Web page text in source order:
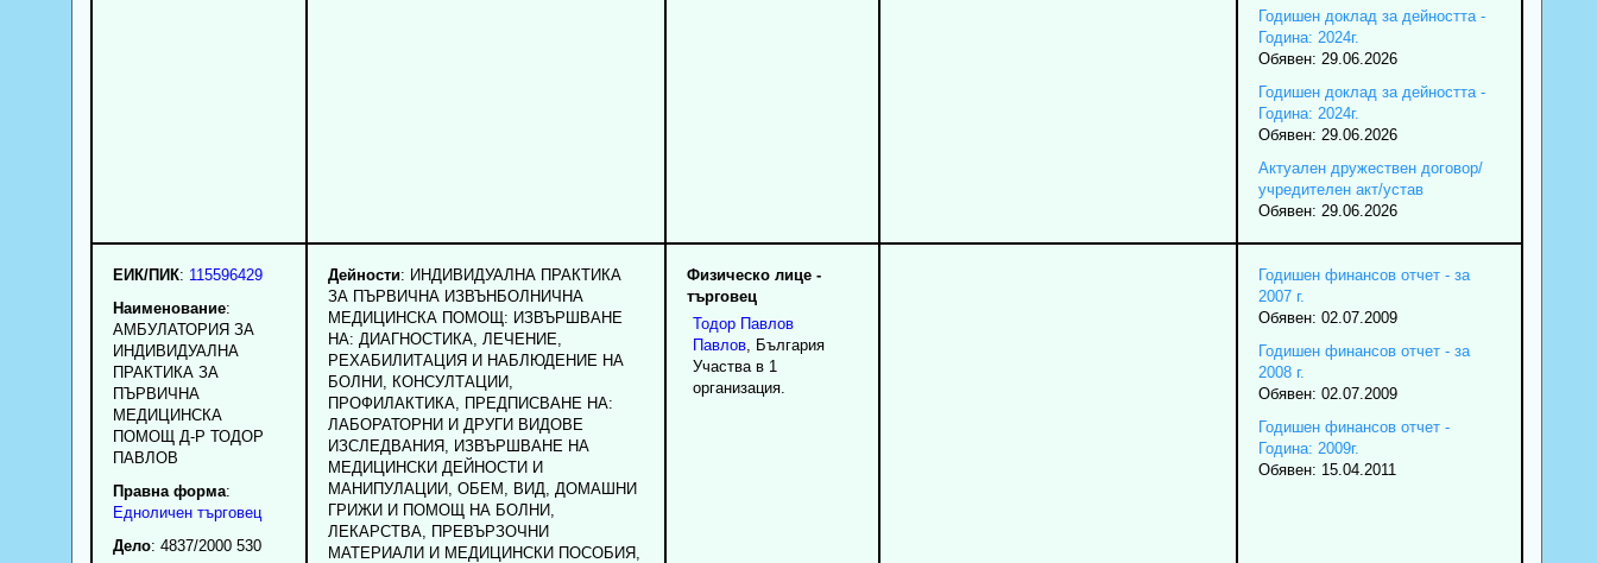
Годишен доклад за дейността -
Година: 2024г.
Обявен: 29.06.2026
Годишен доклад за дейността -
Година: 2024г.
Обявен: 29.06.2026
Актуален дружествен договор/
учредителен акт/устав
Обявен: 29.06.2026
ЕИК/ПИК: 115596429
Наименование:
АМБУЛАТОРИЯ ЗА
ИНДИВИДУАЛНА
ПРАКТИКА ЗА
ПЪРВИЧНА
МЕДИЦИНСКА
ПОМОЩ Д-Р ТОДОР
ПАВЛОВ
Правна форма:
Едноличен търговец
Дело: 4837/2000 530
Дейности: ИНДИВИДУАЛНА ПРАКТИКА
ЗА ПЪРВИЧНА ИЗВЪНБОЛНИЧНА
МЕДИЦИНСКА ПОМОЩ: ИЗВЪРШВАНЕ
НА: ДИАГНОСТИКА, ЛЕЧЕНИЕ,
РЕХАБИЛИТАЦИЯ И НАБЛЮДЕНИЕ НА
БОЛНИ, КОНСУЛТАЦИИ,
ПРОФИЛАКТИКА, ПРЕДПИСВАНЕ НА:
ЛАБОРАТОРНИ И ДРУГИ ВИДОВЕ
ИЗСЛЕДВАНИЯ, ИЗВЪРШВАНЕ НА
МЕДИЦИНСКИ ДЕЙНОСТИ И
МАНИПУЛАЦИИ, ОБЕМ, ВИД, ДОМАШНИ
ГРИЖИ И ПОМОЩ НА БОЛНИ,
ЛЕКАРСТВА, ПРЕВЪРЗОЧНИ
МАТЕРИАЛИ И МЕДИЦИНСКИ ПОСОБИЯ,
Физическо лице -
търговец
Тодор Павлов
Павлов, България
Участва в 1
организация.
Годишен финансов отчет - за
2007 г.
Обявен: 02.07.2009
Годишен финансов отчет - за
2008 г.
Обявен: 02.07.2009
Годишен финансов отчет -
Година: 2009г.
Обявен: 15.04.2011